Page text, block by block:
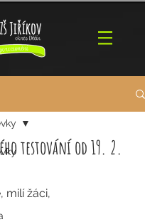
testování od 19. 2.
milí žáci,